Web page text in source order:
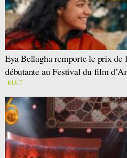
Eya Bellagha remporte le prix
débutante au Festival du film
KULT